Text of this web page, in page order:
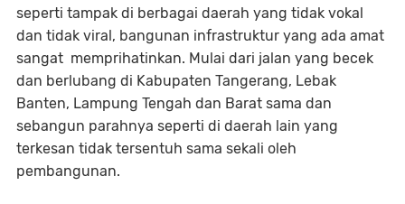
seperti tampak di berbagai daerah yang tidak vokal
dan tidak viral, bangunan infrastruktur yang ada amat
sangat memprihatinkan. Mulai dari jalan yang becek
dan berlubang di Kabupaten Tangerang, Lebak
Banten, Lampung Tengah dan Barat sama dan
sebangun parahnya seperti di daerah lain yang
terkesan tidak tersentuh sama sekali oleh
pembangunan.